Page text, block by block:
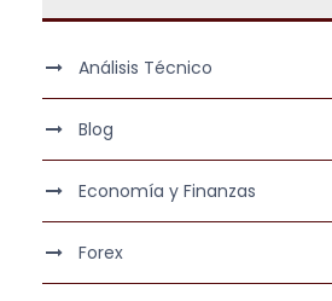
Análisis Técnico
Blog
Economía y Finanzas
Forex